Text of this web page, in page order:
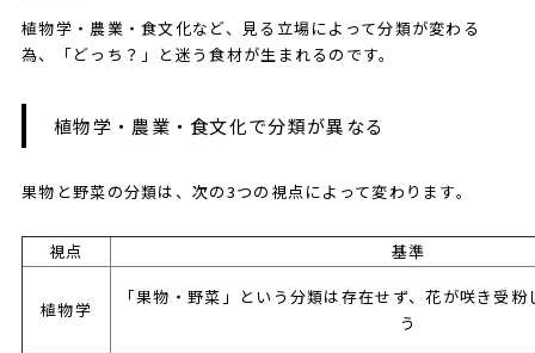
植物学・農業・食文化など、見る立場によって分類が変わる
為、「どっち？」と迷う食材が生まれるのです。
植物学・農業・食文化で分類が異なる
果物と野菜の分類は、次の3つの視点によって変わります。
視点 基準
植物学
「果物・野菜」という分類は存在せず、花が咲き受
う